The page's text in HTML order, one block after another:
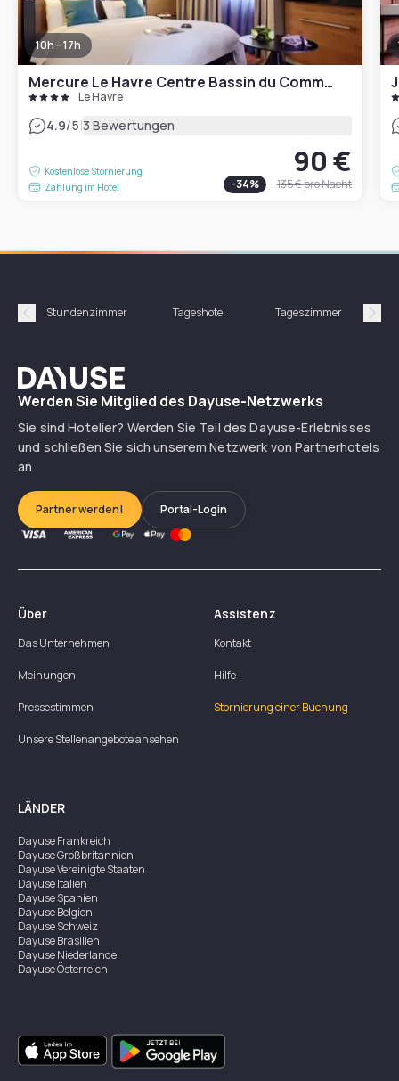
10h - 17h
Mercure Le Havre Centre Bassin du Commerce Hotel
Le Havre
4.9/5|3 Bewertungen
Kostenlose Stornierung
Zahlung im Hotel
90 €
-34% 135 €pro Nacht
Précédent
Stundenzimmer Tageshotel Tageszimmer
Dayuse
Werden Sie Mitglied des Dayuse-Netzwerks
Sie sind Hotelier? Werden Sie Teil des Dayuse-Erlebnisses
und schließen Sie sich unserem Netzwerk von Partnerhotels
an
Partner werden! Portal-Login
Über
Das Unternehmen
Meinungen
Pressestimmen
Unsere Stellenangebote ansehen
Assistenz
Kontakt
Hilfe
Stornierung einer Buchung
LÄNDER
DayuseFrankreich
DayuseGroßbritannien
DayuseVereinigte Staaten
DayuseItalien
DayuseSpanien
DayuseBelgien
DayuseSchweiz
DayuseBrasilien
DayuseNiederlande
DayuseÖsterreich
DayuseSingapur
DayuseZweden
DayuseThailand